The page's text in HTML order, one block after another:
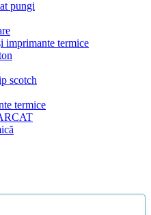
pungi
imprimante termice
scotch
termice